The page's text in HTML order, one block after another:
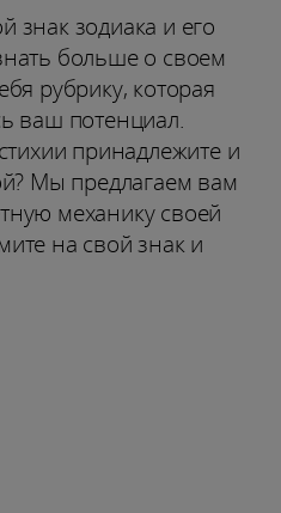
знак зодиака и его
больше о своем
рубрику, которая
ваш потенциал.
принадлежите и
Мы предлагаем вам
механику своей
на свой знак и